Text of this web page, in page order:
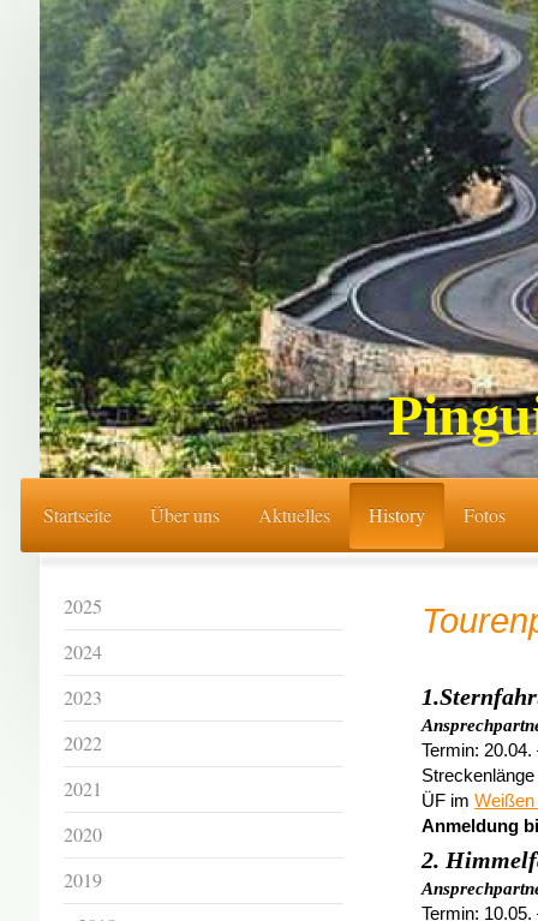
Startseite Über uns Aktuelles History Fotos
Termin: 20.04.
ÜF im
Anmeldung
2.
Termin: 10.05.
2025
2024
2023
2022
2021
2020
2019